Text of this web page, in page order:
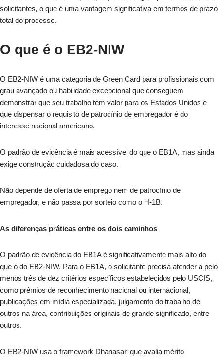
solicitantes, o que é uma vantagem significativa em termos de prazo
total do processo.
O que é o EB2-NIW
O EB2-NIW é uma categoria de Green Card para profissionais com
grau avançado ou habilidade excepcional que conseguem
demonstrar que seu trabalho tem valor para os Estados Unidos e
que dispensar o requisito de patrocínio de empregador é do
interesse nacional americano.
O padrão de evidência é mais acessível do que o EB1A, mas ainda
exige construção cuidadosa do caso.
Não depende de oferta de emprego nem de patrocínio de
empregador, e não passa por sorteio como o H-1B.
As diferenças práticas entre os dois caminhos
O padrão de evidência do EB1A é significativamente mais alto do
que o do EB2-NIW. Para o EB1A, o solicitante precisa atender a pelo
menos três de dez critérios específicos estabelecidos pelo USCIS,
como prêmios de reconhecimento nacional ou internacional,
publicações em mídia especializada, julgamento do trabalho de
outros na área, contribuições originais de grande significado, entre
outros.
O EB2-NIW usa o framework Dhanasar, que avalia mérito